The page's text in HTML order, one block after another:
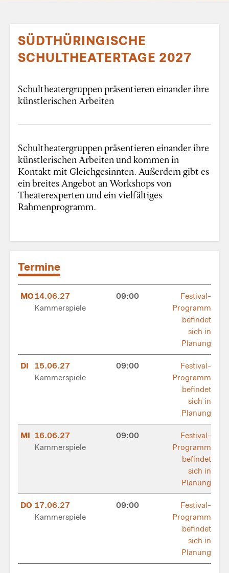
SÜDTHÜRINGISCHE
SCHULTHEATERTAGE 2027
Schultheatergruppen präsentieren einander ihre
künstlerischen Arbeiten
Schultheatergruppen präsentieren einander ihre
künstlerischen Arbeiten und kommen in
Kontakt mit Gleichgesinnten. Außerdem gibt es
ein breites Angebot an Workshops von
Theaterexperten und ein vielfältiges
Rahmenprogramm.
Termine
MO14.06.27
09:00
Kammerspiele
Festival-
Programm
befindet
sich in
Planung
DI 15.06.27
09:00
Kammerspiele
Festival-
Programm
befindet
sich in
Planung
MI 16.06.27
09:00
Kammerspiele
Festival-
Programm
befindet
sich in
Planung
DO 17.06.27
09:00
Kammerspiele
Festival-
Programm
befindet
sich in
Planung